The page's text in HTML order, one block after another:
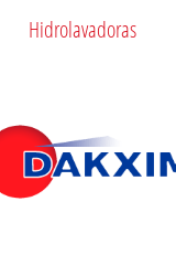
Hidrolavadoras